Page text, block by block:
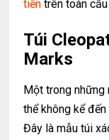
tiền trên toàn cầu
Túi
Marks
Một trong những
thể không kể
Đây là mẫu túi